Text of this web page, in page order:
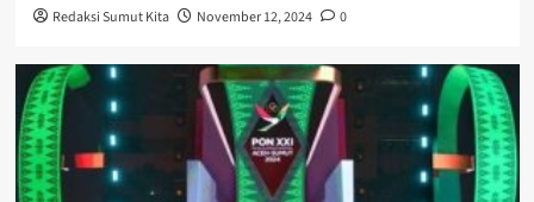
Redaksi Sumut Kita November 12, 2024 0